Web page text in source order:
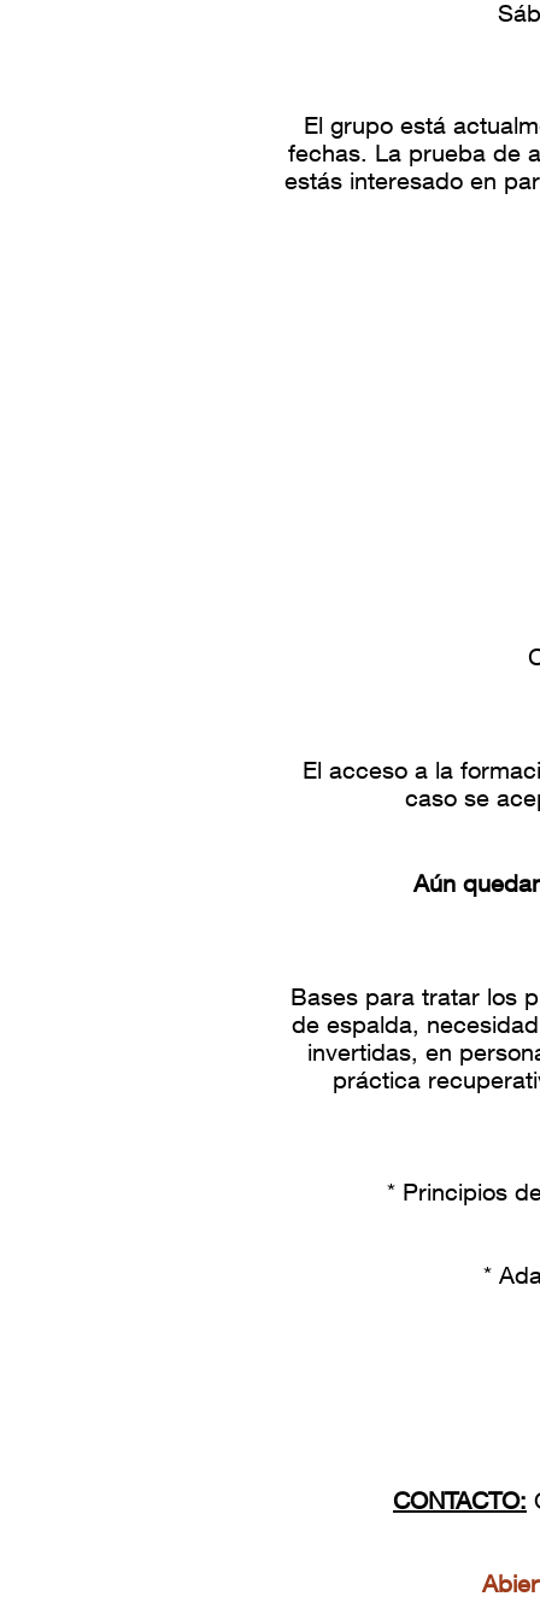
El grupo está
fechas. La prueba de
estás interesado en
El acceso a la
caso se
Aún
Bases para tratar los
de espalda,
invertidas, en
práctica
* Principios
*
CONTACTO: